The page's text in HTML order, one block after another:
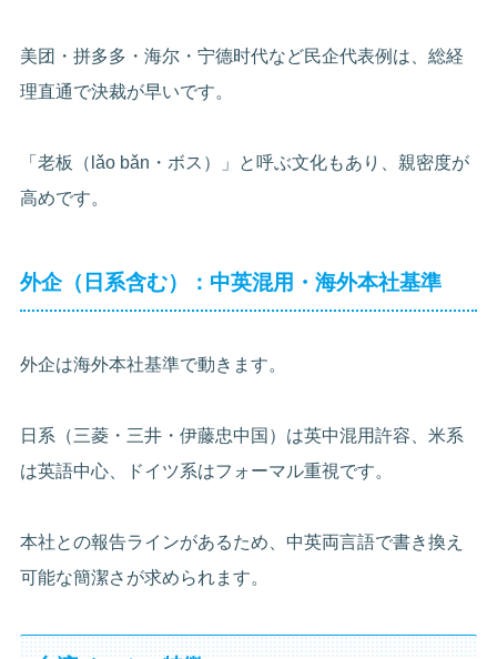
美团・拼多多・海尔・宁德时代など民企代表例は、総経
理直通で決裁が早いです。
「老板（lǎo bǎn・ボス）」と呼ぶ文化もあり、親密度が
高めです。
外企（日系含む）：中英混用・海外本社基準
外企は海外本社基準で動きます。
日系（三菱・三井・伊藤忠中国）は英中混用許容、米系
は英語中心、ドイツ系はフォーマル重視です。
本社との報告ラインがあるため、中英両言語で書き換え
可能な簡潔さが求められます。